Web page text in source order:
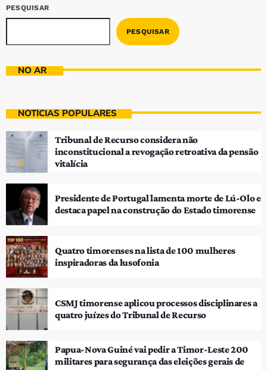
PESQUISAR
PESQUISAR
NO AR
NOTÍCIAS POPULARES
Tribunal de Recurso considera não
inconstitucional a revogação retroativa da pensão
vitalícia
Presidente de Portugal lamenta morte de Lú-Olo e
destaca papel na construção do Estado timorense
Quatro timorenses na lista de 100 mulheres
inspiradoras da lusofonia
CSMJ timorense aplicou processos disciplinares a
quatro juízes do Tribunal de Recurso
Papua-Nova Guiné vai pedir a Timor-Leste 200
militares para segurança das eleições gerais de